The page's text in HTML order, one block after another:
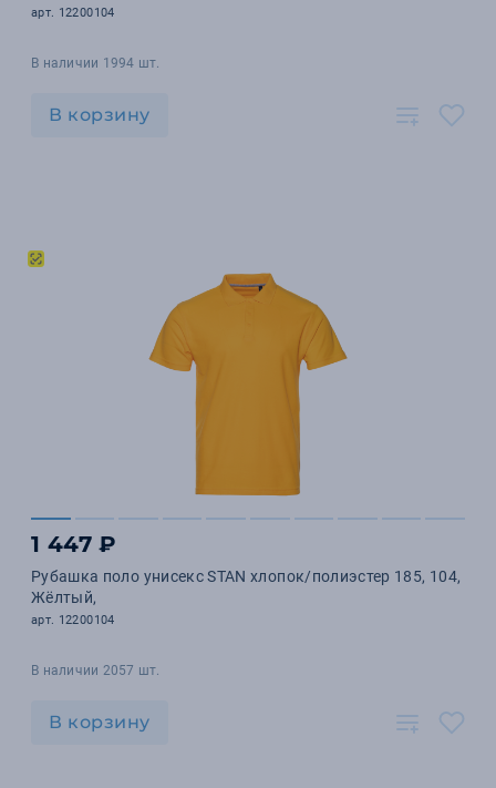
арт. 12200104
В наличии 1994 шт.
В корзину
1 447 ₽
Рубашка поло унисекс STAN хлопок/полиэстер 185, 104,
Жёлтый,
арт. 12200104
В наличии 2057 шт.
В корзину